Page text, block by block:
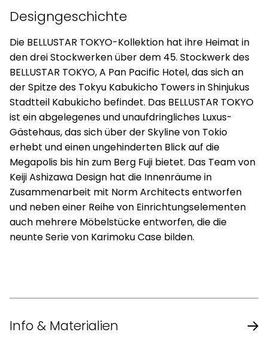
Designgeschichte
Die BELLUSTAR TOKYO-Kollektion hat ihre Heimat in
den drei Stockwerken über dem 45. Stockwerk des
BELLUSTAR TOKYO, A Pan Pacific Hotel, das sich an
der Spitze des Tokyu Kabukicho Towers in Shinjukus
Stadtteil Kabukicho befindet. Das BELLUSTAR TOKYO
ist ein abgelegenes und unaufdringliches Luxus-
Gästehaus, das sich über der Skyline von Tokio
erhebt und einen ungehinderten Blick auf die
Megapolis bis hin zum Berg Fuji bietet. Das Team von
Keiji Ashizawa Design hat die Innenräume in
Zusammenarbeit mit Norm Architects entworfen
und neben einer Reihe von Einrichtungselementen
auch mehrere Möbelstücke entworfen, die die
neunte Serie von Karimoku Case bilden.
Info & Materialien